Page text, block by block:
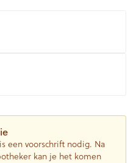
een voorschrift nodig. Na
kan je het komen